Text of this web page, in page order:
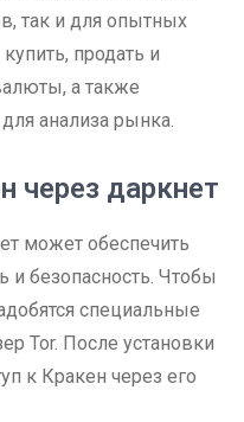
так и для опытных
продать и
а также
анализа рынка.
через даркнет
может обеспечить
и безопасность. Чтобы
специальные
Tor. После установки
к Кракен через его